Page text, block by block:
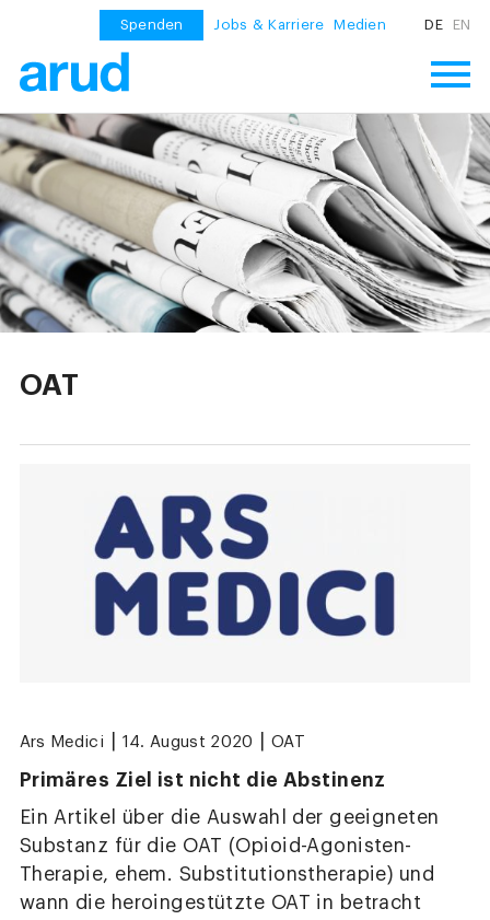
Spenden Jobs & Karriere Medien DE EN
OAT
Ars Medici 14. August 2020 OAT
Primäres Ziel ist nicht die Abstinenz
Ein Artikel über die Auswahl der geeigneten
Substanz für die OAT (Opioid-Agonisten-
Therapie, ehem. Substitutionstherapie) und
wann die heroingestützte OAT in betracht